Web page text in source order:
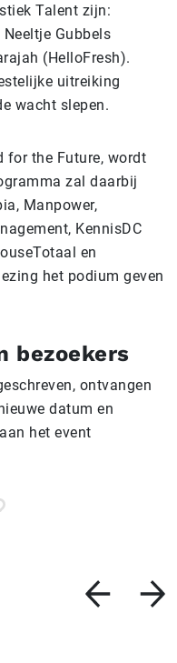
Talent zijn:
Gubbels
(HelloFresh).
uitreiking
wacht slepen.
for the Future, wordt
zal daarbij
Manpower,
KennisDC
en
het podium geven
bezoekers
ontvangen
datum en
het event